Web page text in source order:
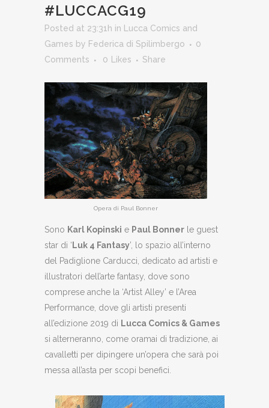
#LUCCACG19
Posted at 23:31h in
Lucca Comics and
Games by Federica di Spilimbergo
0
Comments
0 Likes Share
Opera di Paul Bonner
Sono Karl Kopinski e Paul Bonner le guest
star di ‘ Luk 4 Fantasy’, lo spazio all’interno
del Padiglione Carducci, dedicato ad artisti e
illustratori dell’arte fantasy, dove sono
comprese anche la ‘Artist Alley’ e l’Area
Performance, dove gli artisti presenti
all’edizione 2019 di Lucca Comics & Games
si alterneranno, come oramai di tradizione, ai
cavalletti per dipingere un’opera che sarà poi
messa all’asta per scopi benefici.